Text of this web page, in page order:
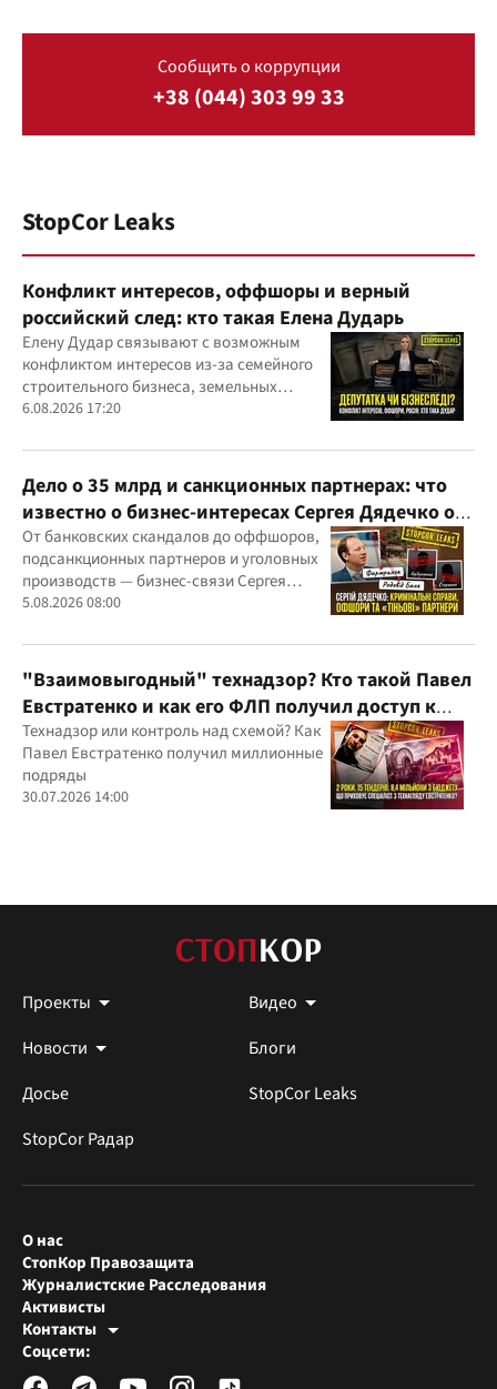
Сообщить о коррупции
+38 (044) 303 99 33
StopCor Leaks
Конфликт интересов, оффшоры и верный
российский след: кто такая Елена Дударь
Елену Дудар связывают с возможным
конфликтом интересов из-за семейного
строительного бизнеса, земельных
скандалов, судебных дел
6.08.2026 17:20
Дело о 35 млрд и санкционных партнерах: что
известно о бизнес-интересах Сергея Дядечко от
"Родовид Банка" до "ФАРМАСЕЛ"
От банковских скандалов до оффшоров,
подсанкционных партнеров и уголовных
производств — бизнес-связи Сергея
Дядечко до сих пор простираются через
юрисдикций
5.08.2026 08:00
"Взаимовыгодный" технадзор? Кто такой Павел
Евстратенко и как его ФЛП получил доступ к
бюджетным миллионам?
Технадзор или контроль над схемой? Как
Павел Евстратенко получил миллионные
подряды
30.07.2026 14:00
Проекты
Видео
Новости
Блоги
Досье
StopCor Leaks
StopCor Радар
О нас
СтопКор Правозащита
Журналистские Расследования
Активисты
Контакты
Редакция СтопКора
Журналисты-расследователи
Соцсети: